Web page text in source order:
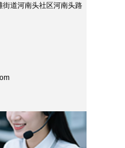
街道河南头社区河南头路